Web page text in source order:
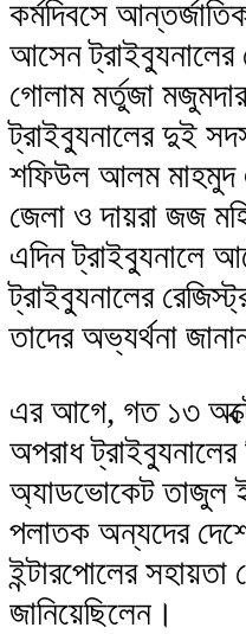
কর্মদিবসে
আসেন ট্রাইব্যুনালের
গোলাম মর্তুজা
ট্রাইব্যুনালের দুই
শফিউল আলম মাহমুদ
জেলা ও দায়রা জজ
এদিন ট্রাইব্যুনালে
ট্রাইব্যুনালের
তাদের অভ্যর্থনা
এর আগে, গত ১৩
অপরাধ
অ্যাডভোকেট তাজুল
পলাতক অন্যদের
ইন্টারপোলের সহায়তা
জানিয়েছিলেন।